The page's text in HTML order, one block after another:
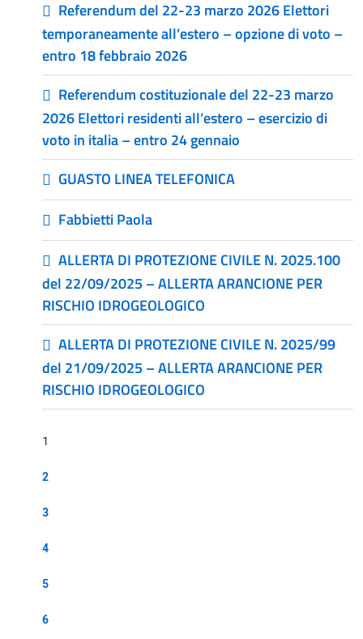
Referendum del 22-23 marzo 2026 Elettori
temporaneamente all’estero – opzione di voto –
entro 18 febbraio 2026
Referendum costituzionale del 22-23 marzo
2026 Elettori residenti all’estero – esercizio di
voto in italia – entro 24 gennaio
GUASTO LINEA TELEFONICA
Fabbietti Paola
ALLERTA DI PROTEZIONE CIVILE N. 2025.100
del 22/09/2025 – ALLERTA ARANCIONE PER
RISCHIO IDROGEOLOGICO
ALLERTA DI PROTEZIONE CIVILE N. 2025/99
del 21/09/2025 – ALLERTA ARANCIONE PER
RISCHIO IDROGEOLOGICO
1
2
3
4
5
6